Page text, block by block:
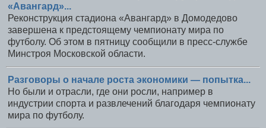
«Авангард»...
Реконструкция стадиона «Авангард» в Домодедово
завершена к предстоящему чемпионату мира по
футболу. Об этом в пятницу сообщили в пресс‐службе
Минстроя Московской области.
Разговоры о начале роста экономики — попытка...
Но были и отрасли, где они росли, например в
индустрии спорта и развлечений благодаря чемпионату
мира по футболу.